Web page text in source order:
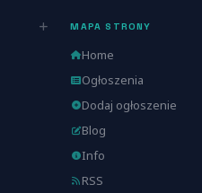
MAPA STRONY
Home
Ogłoszenia
Dodaj ogłoszenie
Blog
Info
RSS